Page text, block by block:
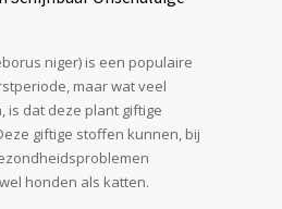
niger) is een populaire
maar wat veel
is dat deze plant giftige
giftige stoffen kunnen, bij
honden als katten.